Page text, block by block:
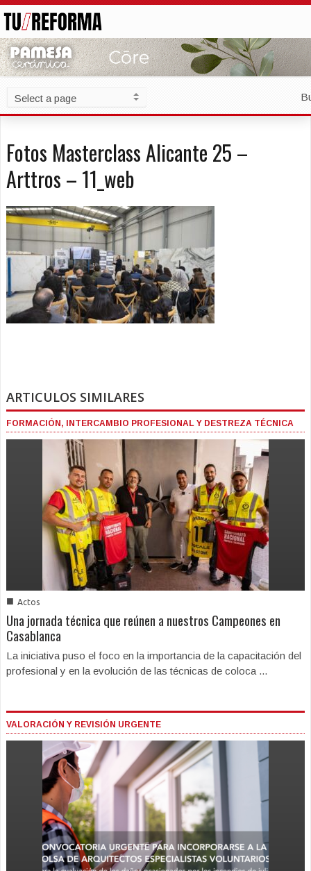
Fotos Masterclass Alicante 25 –
Arttros – 11_web
ARTICULOS SIMILARES
FORMACIÓN, INTERCAMBIO PROFESIONAL Y DESTREZA TÉCNICA
■ Actos
Una jornada técnica que reúnen a nuestros Campeones en
Casablanca
La iniciativa puso el foco en la importancia de la capacitación del
profesional y en la evolución de las técnicas de coloca ...
VALORACIÓN Y REVISIÓN URGENTE